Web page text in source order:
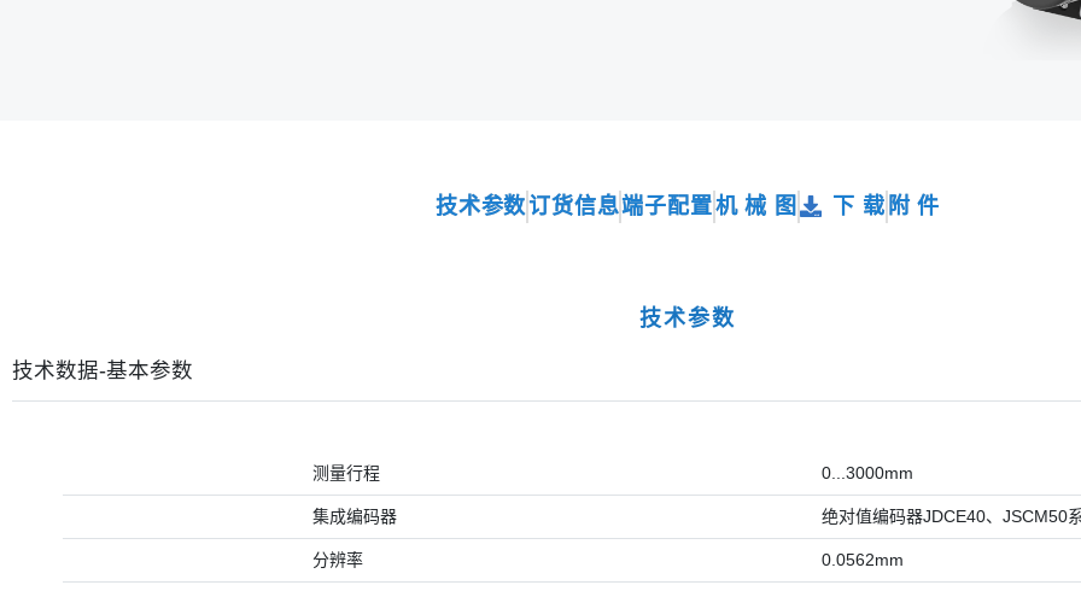
技术参数订货信息端子配置机 械 图 下 载 附 件
技术参数
技术数据-基本参数
测量行程 0...3000mm
集成编码器 绝对值编码器JDCE40、JSCM50
分辨率 0.0562mm